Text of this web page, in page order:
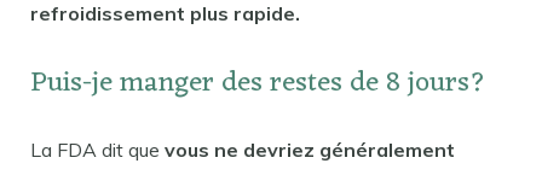
refroidissement plus rapide.
Puis-je manger des restes de 8 jours?
La FDA dit que vous ne devriez généralement